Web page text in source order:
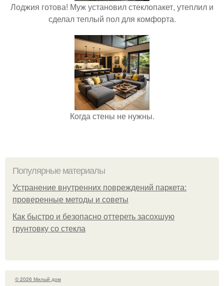
Лоджия готова! Муж установил стеклопакет, утеплил и
сделал теплый пол для комфорта.
Когда стены не нужны.
Популярные материалы
Устранение внутренних повреждений паркета:
проверенные методы и советы
Как быстро и безопасно оттереть засохшую
грунтовку со стекла
© 2026 Милый дом